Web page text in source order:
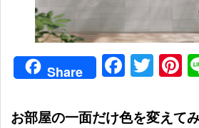
Share
お部屋の一面だけ色を変えて